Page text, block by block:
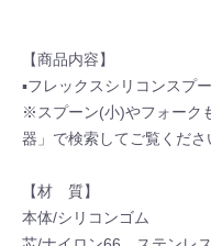
【商品内容】
▪フレックスシリコンスプ
※スプーン(小)やフォーク
器」で検索してご覧くださ
【材 質】
本体/シリコンゴム